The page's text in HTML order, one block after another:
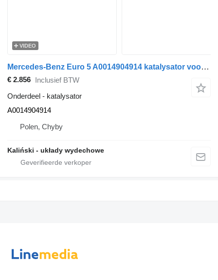
VIDEO
Mercedes-Benz Euro 5 A0014904914 katalysator voor Mercedes-Benz O530 , Tourismo , Integro , Intouro , Setra vrachtwagen
€ 2.856 Inclusief BTW
Onderdeel - katalysator
A0014904914
Polen, Chyby
Kaliński - układy wydechowe